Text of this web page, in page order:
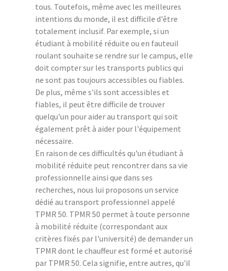
tous. Toutefois, même avec les meilleures
intentions du monde, il est difficile d'être
totalement inclusif. Par exemple, si un
étudiant à mobilité réduite ou en fauteuil
roulant souhaite se rendre sur le campus, elle
doit compter sur les transports publics qui
ne sont pas toujours accessibles ou fiables.
De plus, même s'ils sont accessibles et
fiables, il peut être difficile de trouver
quelqu'un pour aider au transport qui soit
également prêt à aider pour l'équipement
nécessaire.
En raison de ces difficultés qu'un étudiant à
mobilité réduite peut rencontrer dans sa vie
professionnelle ainsi que dans ses
recherches, nous lui proposons un service
dédié au transport professionnel appelé
TPMR 50. TPMR 50 permet à toute personne
à mobilité réduite (correspondant aux
critères fixés par l'université) de demander un
TPMR dont le chauffeur est formé et autorisé
par TPMR 50. Cela signifie, entre autres, qu'il